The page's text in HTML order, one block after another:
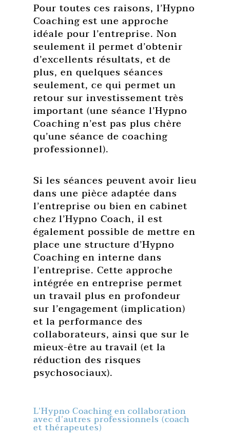
Pour toutes ces raisons, l’Hypno
Coaching est une approche
idéale pour l’entreprise. Non
seulement il permet d’obtenir
d’excellents résultats, et de
plus, en quelques séances
seulement, ce qui permet un
retour sur investissement très
important (une séance l’Hypno
Coaching n’est pas plus chère
qu’une séance de coaching
professionnel).
Si les séances peuvent avoir lieu
dans une pièce adaptée dans
l’entreprise ou bien en cabinet
chez l’Hypno Coach, il est
également possible de mettre en
place une structure d’Hypno
Coaching en interne dans
l’entreprise. Cette approche
intégrée en entreprise permet
un travail plus en profondeur
sur l’engagement (implication)
et la performance des
collaborateurs, ainsi que sur le
mieux-être au travail (et la
réduction des risques
psychosociaux).
L’Hypno Coaching en collaboration
avec d’autres professionnels (coach
et thérapeutes)